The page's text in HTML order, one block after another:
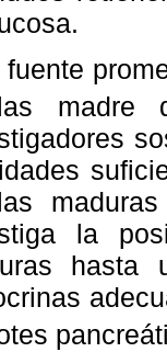
fuente
madre
la